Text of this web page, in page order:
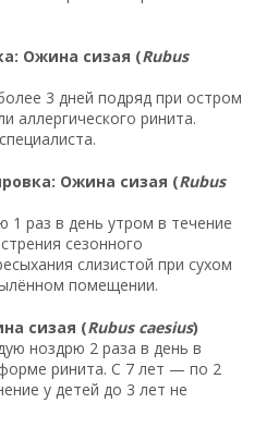
Ожина сизая (Rubus
3 дней подряд при остром
аллергического ринита.
Ожина сизая (Rubus
1 раз в день утром в течение
сезонного
слизистой при сухом
помещении.
сизая (Rubus caesius)
ноздрю 2 раза в день в
ринита. С 7 лет — по 2
у детей до 3 лет не